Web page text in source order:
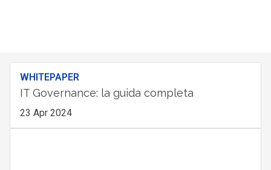
WHITEPAPER
IT Governance: la guida completa
23 Apr 2024